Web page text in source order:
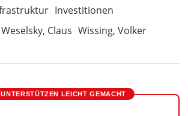
Investitionen
Weselsky, Claus Wissing, Volker
LEICHT GEMACHT